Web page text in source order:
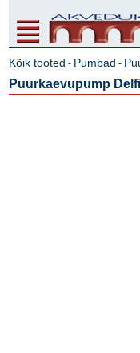
Kõik tooted - Pumbad -
Puurkaevupump